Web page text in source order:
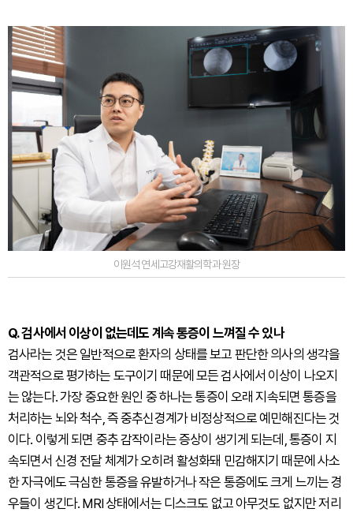
이원석 연세고강재활의학과 원장
Q. 검사에서 이상이 없는데도 계속 통증이 느껴질 수 있나
검사라는 것은 일반적으로 환자의 상태를 보고 판단한 의사의 생각을
객관적으로 평가하는 도구이기 때문에 모든 검사에서 이상이 나오지
는 않는다. 가장 중요한 원인 중 하나는 통증이 오래 지속되면 통증을
처리하는 뇌와 척수, 즉 중추신경계가 비정상적으로 예민해진다는 것
이다. 이렇게 되면 중추 감작이라는 증상이 생기게 되는데, 통증이 지
속되면서 신경 전달 체계가 오히려 활성화돼 민감해지기 때문에 사소
한 자극에도 극심한 통증을 유발하거나 작은 통증에도 크게 느끼는 경
우들이 생긴다. MRI 상태에서는 디스크도 없고 아무것도 없지만 저리